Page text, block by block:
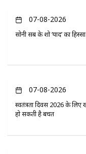
07-08-2026
सोनी सब के शो ‘यादें’ का
07-08-2026
स्वतंत्रता दिवस 2026 के
हो सकती है बचत